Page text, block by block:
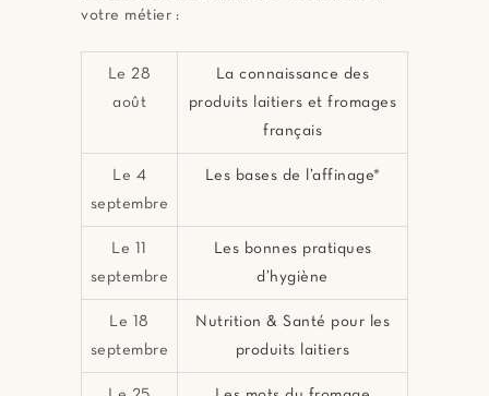
votre métier :
Le 28
août
La connaissance des
produits laitiers et fromages
français
Le 4
septembre
Les bases de l’affinage*
Le 11
septembre
Les bonnes pratiques
d’hygiène
Le 18
septembre
Nutrition & Santé pour les
produits laitiers